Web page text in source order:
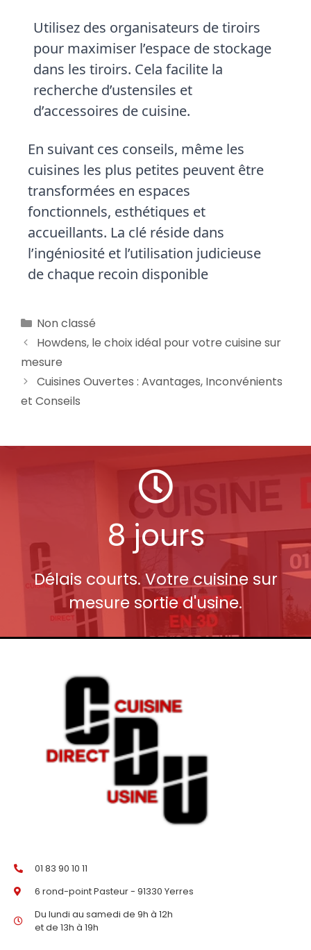
Utilisez des organisateurs de tiroirs
pour maximiser l’espace de stockage
dans les tiroirs. Cela facilite la
recherche d’ustensiles et
d’accessoires de cuisine.
En suivant ces conseils, même les
cuisines les plus petites peuvent être
transformées en espaces
fonctionnels, esthétiques et
accueillants. La clé réside dans
l’ingéniosité et l’utilisation judicieuse
de chaque recoin disponible
Non classé
Howdens, le choix idéal pour votre cuisine sur
mesure
Cuisines Ouvertes : Avantages, Inconvénients
et Conseils
8 jours
Délais courts. Votre cuisine sur
mesure sortie d'usine.
01 83 90 10 11
6 rond-point Pasteur - 91330 Yerres
Du lundi au samedi de 9h à 12h
et de 13h à 19h